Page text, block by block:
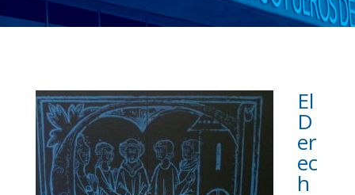
El
D
er
ec
h